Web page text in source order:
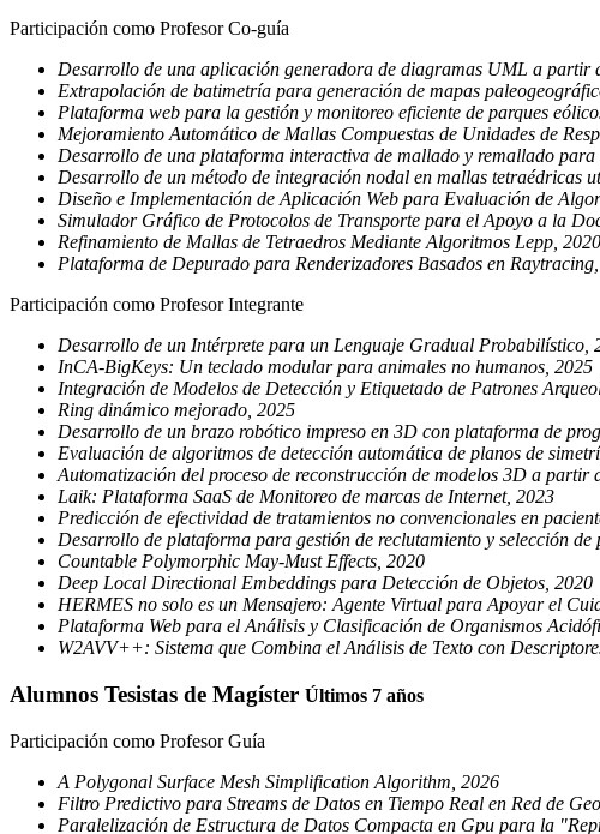
Participación como Profesor Co-guía
Desarrollo de una aplicación generadora de diagramas UML a partir
Extrapolación de batimetría para generación de mapas
Plataforma web para la gestión y monitoreo eficiente de parques
Mejoramiento Automático de Mallas Compuestas de Unidades de
Desarrollo de una plataforma interactiva de mallado y remallado
Desarrollo de un método de integración nodal en mallas tetraédricas
Diseño e Implementación de Aplicación Web para Evaluación de
Simulador Gráfico de Protocolos de Transporte para el Apoyo a la
Refinamiento de Mallas de Tetraedros Mediante Algoritmos Lepp, 2020
Plataforma de Depurado para Renderizadores Basados en
Participación como Profesor Integrante
Desarrollo de un Intérprete para un Lenguaje Gradual Probabilístico,
InCA-BigKeys: Un teclado modular para animales no humanos, 2025
Integración de Modelos de Detección y Etiquetado de Patrones
Ring dinámico mejorado, 2025
Desarrollo de un brazo robótico impreso en 3D con plataforma de
Evaluación de algoritmos de detección automática de planos de
Automatización del proceso de reconstrucción de modelos 3D a
Laik: Plataforma SaaS de Monitoreo de marcas de Internet, 2023
Predicción de efectividad de tratamientos no convencionales en
Desarrollo de plataforma para gestión de reclutamiento y selección
Countable Polymorphic May-Must Effects, 2020
Deep Local Directional Embeddings para Detección de Objetos, 2020
HERMES no solo es un Mensajero: Agente Virtual para Apoyar el
Plataforma Web para el Análisis y Clasificación de Organismos
W2AVV++: Sistema que Combina el Análisis de Texto con
Alumnos Tesistas de Magíster Últimos 7 años
Participación como Profesor Guía
A Polygonal Surface Mesh Simplification Algorithm, 2026
Filtro Predictivo para Streams de Datos en Tiempo Real en Red de
Paralelización de Estructura de Datos Compacta en Gpu para la